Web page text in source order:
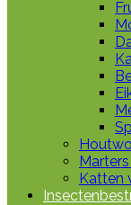
Katten